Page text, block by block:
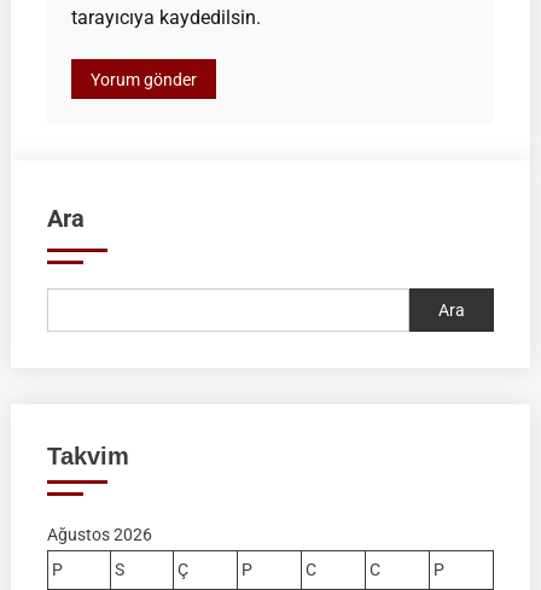
tarayıcıya kaydedilsin.
Ara
Ara
Takvim
Ağustos 2026
P
S Ç P C C P